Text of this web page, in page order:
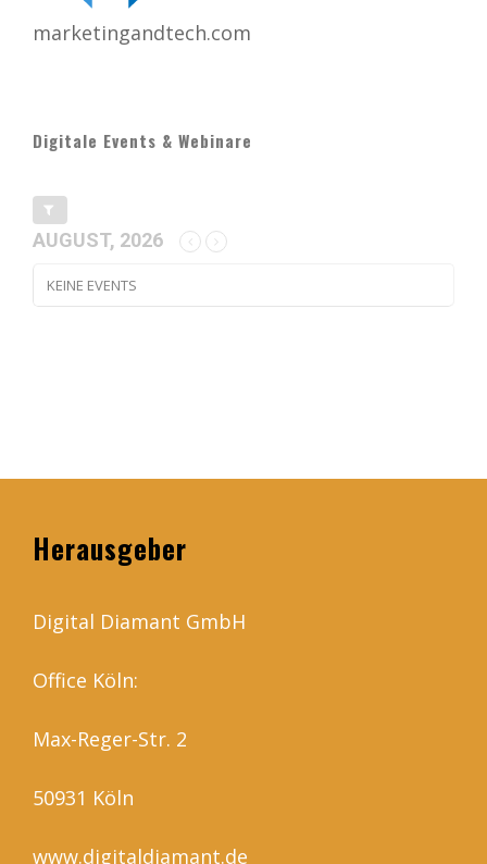
marketingandtech.com
Digitale Events & Webinare
AUGUST, 2026
KEINE EVENTS
Herausgeber
Digital Diamant GmbH
Office Köln:
Max-Reger-Str. 2
50931 Köln
www.digitaldiamant.de